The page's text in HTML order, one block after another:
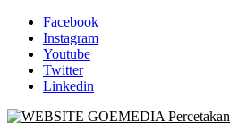
Facebook
Instagram
Youtube
Twitter
Linkedin